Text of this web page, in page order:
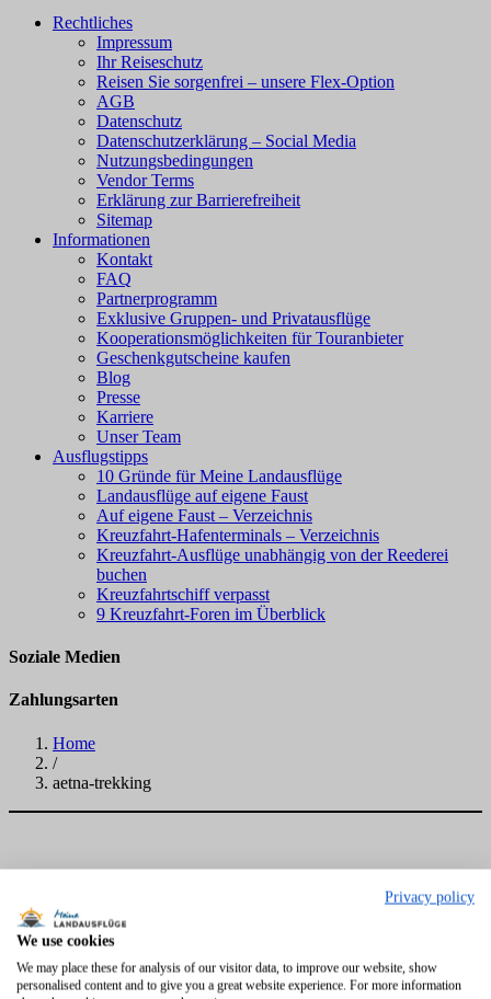
Rechtliches
Impressum
Ihr Reiseschutz
Reisen Sie sorgenfrei – unsere Flex-Option
AGB
Datenschutz
Datenschutzerklärung – Social Media
Nutzungsbedingungen
Vendor Terms
Erklärung zur Barrierefreiheit
Sitemap
Informationen
Kontakt
FAQ
Partnerprogramm
Exklusive Gruppen- und Privatausflüge
Kooperationsmöglichkeiten für Touranbieter
Geschenkgutscheine kaufen
Blog
Presse
Karriere
Unser Team
Ausflugstipps
10 Gründe für Meine Landausflüge
Landausflüge auf eigene Faust
Auf eigene Faust – Verzeichnis
Kreuzfahrt-Hafenterminals – Verzeichnis
Kreuzfahrt-Ausflüge unabhängig von der Reederei
buchen
Kreuzfahrtschiff verpasst
9 Kreuzfahrt-Foren im Überblick
Soziale Medien
Zahlungsarten
Home
/
aetna-trekking
Privacy policy
We use cookies
We may place these for analysis of our visitor data, to improve our website, show
personalised content and to give you a great website experience. For more information